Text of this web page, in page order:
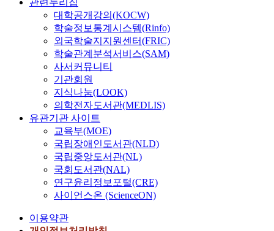
관련누리집
대학공개강의(KOCW)
학술정보통계시스템(Rinfo)
외국학술지지원센터(FRIC)
학술관계분석서비스(SAM)
사서커뮤니티
기관회원
지식나눔(LOOK)
의학전자도서관(MEDLIS)
유관기관 사이트
교육부(MOE)
국립장애인도서관(NLD)
국립중앙도서관(NL)
국회도서관(NAL)
연구윤리정보포털(CRE)
사이언스온 (ScienceON)
이용약관